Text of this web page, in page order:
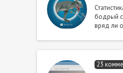
бодрый
вряд ли
23